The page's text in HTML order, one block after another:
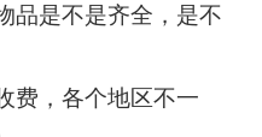
品是不是齐全，是不
费，各个地区不一